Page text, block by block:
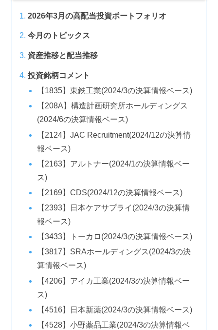
2026年3月の高配当投資ポートフォリオ
今月のトピックス
資産推移と配当推移
投資銘柄コメント
【1835】東鉄工業(2024/3の決算情報ベース)
【208A】構造計画研究所ホールディングス
(2024/6の決算情報ベース)
【2124】JAC Recruitment(2024/12の決算情
報ベース)
【2163】アルトナー(2024/1の決算情報ベー
ス)
【2169】CDS(2024/12の決算情報ベース)
【2393】日本ケアサプライ(2024/3の決算情
報ベース)
【3433】トーカロ(2024/3の決算情報ベース)
【3817】SRAホールディングス(2024/3の決
算情報ベース)
【4206】アイカ工業(2024/3の決算情報ベー
ス)
【4516】日本新薬(2024/3の決算情報ベース)
【4528】小野薬品工業(2024/3の決算情報ベ